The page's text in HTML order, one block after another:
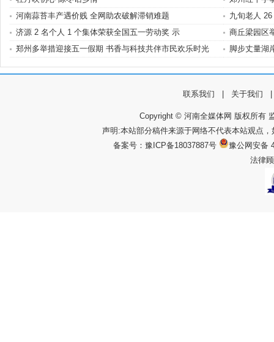
河南蒜苔丰产遇价贱 全网助农破解滞销难题
九旬老人
济源 2 名个人 1 个集体荣获全国五一劳动奖 示
商丘梁园区
郑州多举措迎接五一假期 书香与科技共伴市民欢乐时光
脚步丈量湖
联系我们 关于我们
Copyright © 河南全媒体网 版权所有
声明:本站部分稿件来源于网络不代表本站观点
备案号： 豫ICP备18037887号
豫公网安备
法律